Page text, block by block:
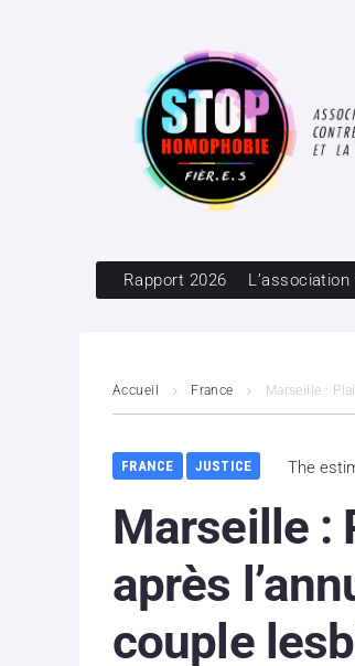
Rapport 2026 L’association
Accueil France Marseille :
FRANCE JUSTICE The
Marseille :
après
couple